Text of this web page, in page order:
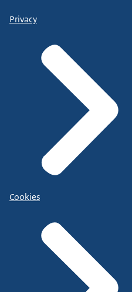
Privacy
Cookies